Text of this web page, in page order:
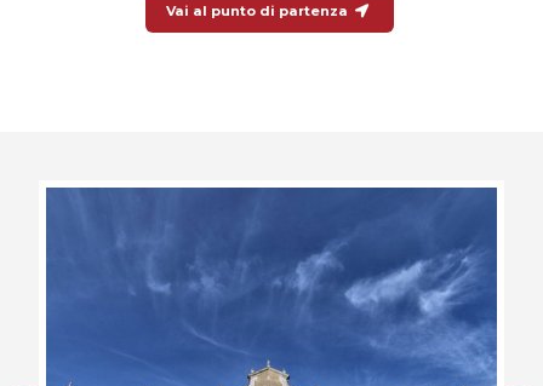
Vai al punto di partenza